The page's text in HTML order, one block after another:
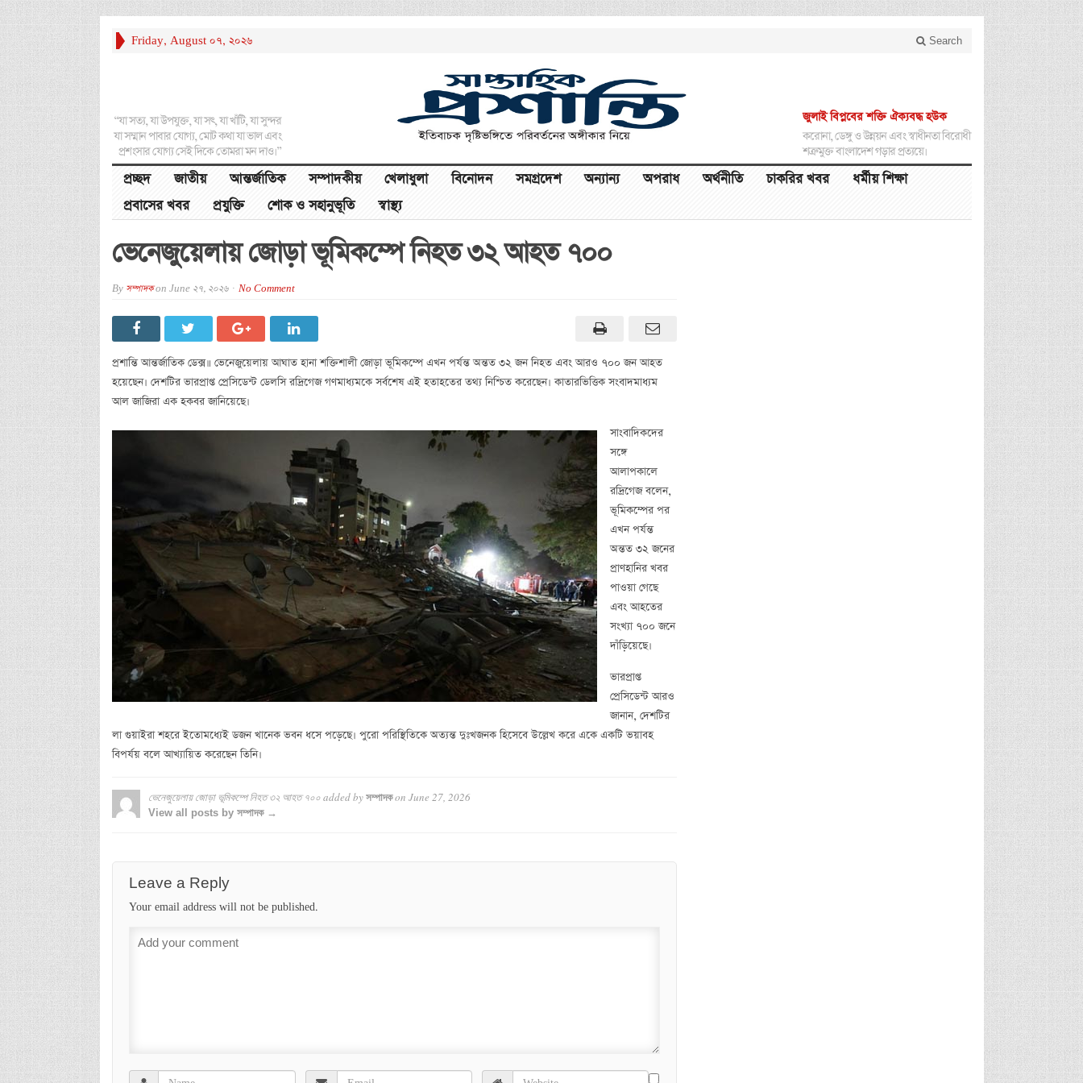
Friday, August 07, 2026 Search
“যা সত্য, যা উপযুক্ত, যা সৎ, যা খাঁটি, যা সুন্দর
যা সম্মান পাবার যোগ্য, মোট কথা যা ভাল এবং
প্রশংসার যোগ্য সেই দিকে তোমরা মন দাও।”
জুলাই বিপ্লবের শক্তি ঐক্যবদ্ধ হউক
করোনা, ডেঙ্গু ও উন্নয়ন এবং স্বাধীনতা বিরোধী
শত্রুমুক্ত বাংলাদেশ গড়ার প্রত্যয়ে।
প্রচ্ছদ জাতীয় আন্তর্জাতিক সম্পাদকীয় খেলাধুলা বিনোদন সমগ্রদেশ অন্যান্য অপরাধ অর্থনীতি চাকরির খবর
ধর্মীয় শিক্ষা
প্রবাসের খবর
প্রযুক্তি শোক ও সহানুভূতি স্বাস্থ্য
ভেনেজুয়েলায় জোড়া ভূমিকম্পে নিহত ৩২ আহত ৭০০
By সম্পাদকon June 27, 2026 No Comment
প্রশান্তি আন্তর্জাতিক ডেক্স॥ ভেনেজুয়েলায় আঘাত হানা শক্তিশালী জোড়া ভূমিকম্পে এখন পর্যন্ত অন্তত ৩২ জন নিহত এবং আরও ৭০০ জন আহত
হয়েছেন। দেশটির ভারপ্রাপ্ত প্রেসিডেন্ট ডেলসি রদ্রিগেজ গণমাধ্যমকে সর্বশেষ এই হতাহতের তথ্য নিশ্চিত করেছেন। কাতারভিত্তিক সংবাদমাধ্যম
আল জাজিরা এক হকবর জানিয়েছে।
সাংবাদিকদের
সঙ্গে
আলাপকালে
রদ্রিগেজ বলেন,
ভূমিকম্পের পর
এখন পর্যন্ত
অন্তত ৩২ জনের
প্রাণহানির খবর
পাওয়া গেছে
এবং আহতের
সংখ্যা ৭০০ জনে
দাঁড়িয়েছে।
ভারপ্রাপ্ত
প্রেসিডেন্ট আরও
জানান, দেশটির
লা গুয়াইরা শহরে ইতোমধ্যেই ডজন খানেক ভবন ধসে পড়েছে। পুরো পরিস্থিতিকে অত্যন্ত দুঃখজনক হিসেবে উল্লেখ করে একে একটি ভয়াবহ
বিপর্যয় বলে আখ্যায়িত করেছেন তিনি।
ভেনেজুয়েলায় জোড়া ভূমিকম্পে নিহত ৩২ আহত ৭০০added by সম্পাদকon June 27, 2026
View all posts by সম্পাদক →
Leave a Reply
Your email address will not be published.